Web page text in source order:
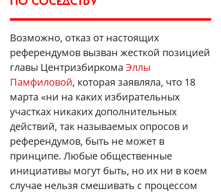
Возможно, отказ от настоящих
референдумов вызван жесткой позицией
главы Центризбиркома Эллы
Памфиловой, которая заявляла, что 18
марта «ни на каких избирательных
участках никаких дополнительных
действий, так называемых опросов и
референдумов, быть не может в
принципе. Любые общественные
инициативы могут быть, но их ни в коем
случае нельзя смешивать с процессом